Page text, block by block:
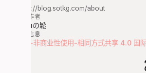
https://blog.sotkg.com/about
文章作者
Mikuの鬆
版权信息
署名-非商业性使用-相同方式共享 4.0 国